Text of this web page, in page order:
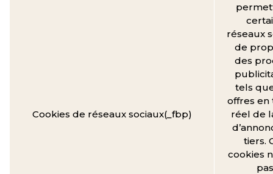
Cookies de réseaux sociaux(_fbp)
réseaux
de
des
tels
offres en
réel de
tiers.
cookies
pas